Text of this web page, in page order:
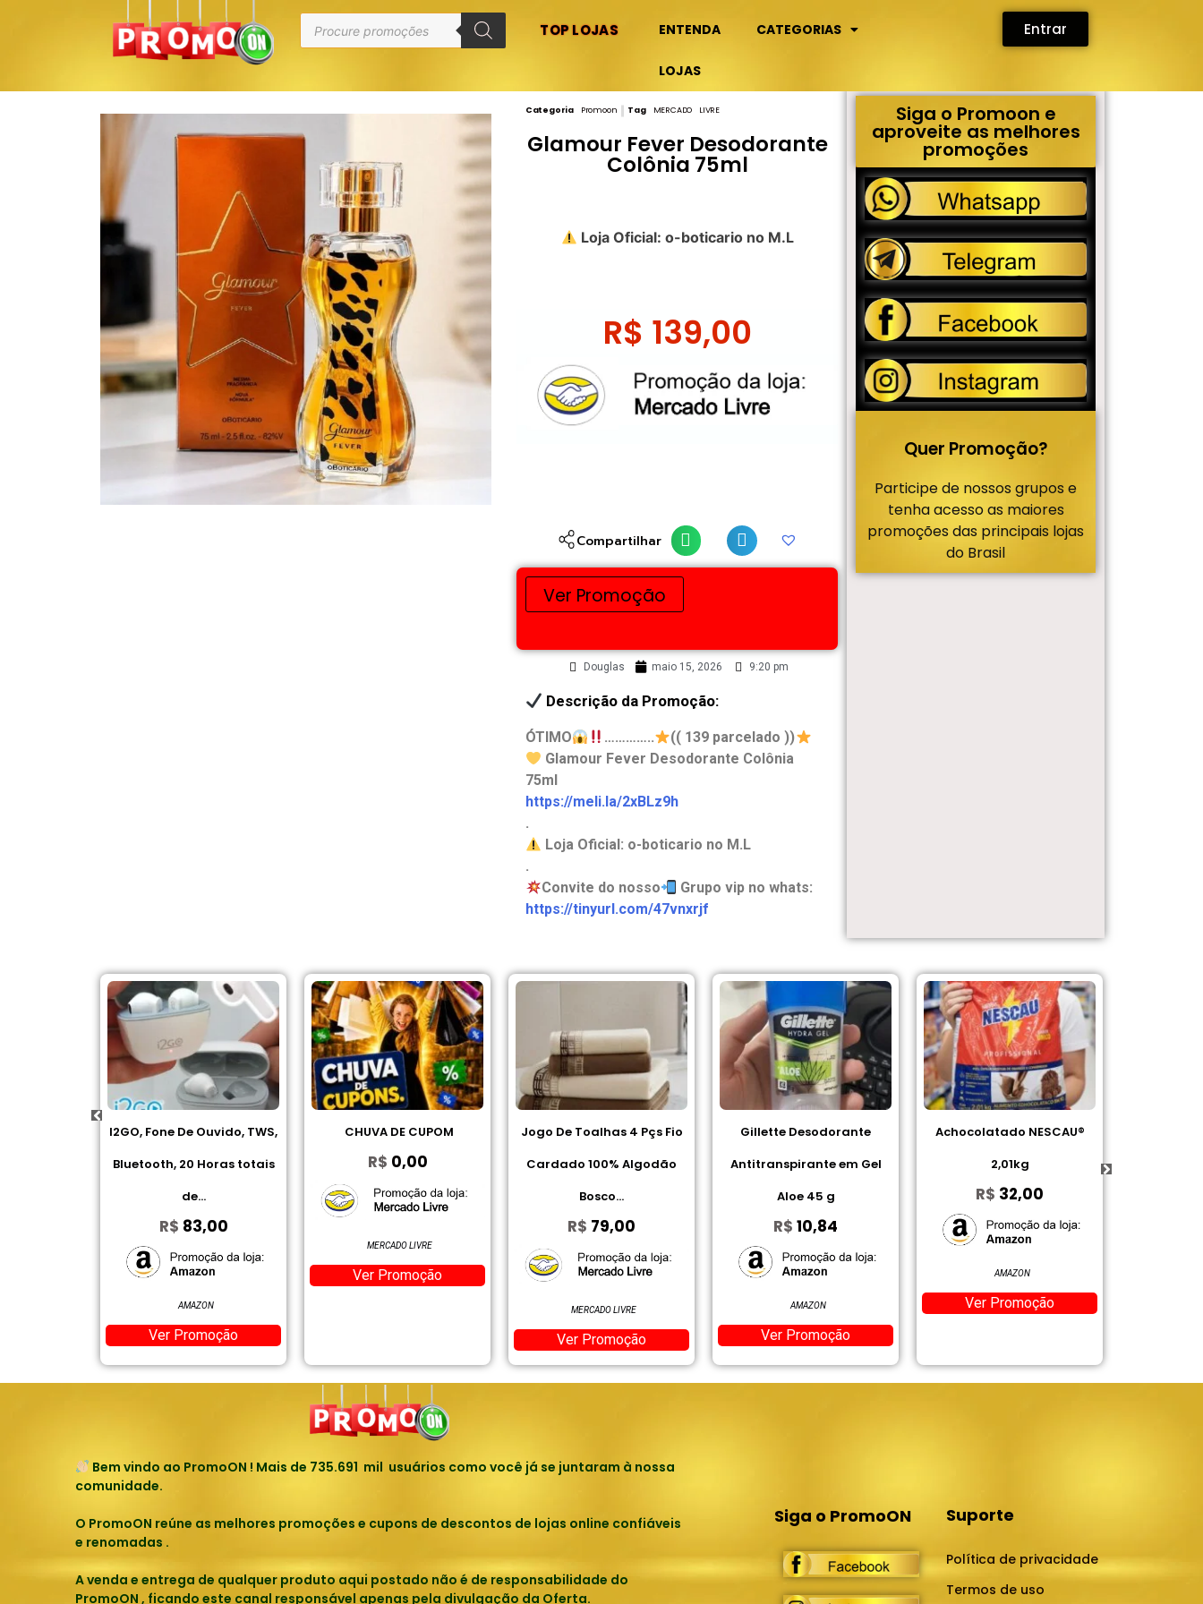
TOP LOJAS ENTENDA CATEGORIAS
LOJAS
Entrar
Categoria Promoon Tag MERCADO LIVRE
Glamour Fever Desodorante
Colônia 75ml
Loja Oficial: o-boticario no M.L
R$ 139,00
Compartilhar
Ver Promoção
Douglas maio 15, 2026 9:20 pm
Descrição da Promoção:
ÓTIMO …………..
(( 139 parcelado ))
Glamour Fever Desodorante Colônia
75ml
https://meli.la/2xBLz9h
.
Loja Oficial: o-boticario no M.L
.
Convite do nosso
Grupo vip no whats:
https://tinyurl.com/47vnxrjf
Siga o Promoon e
aproveite as melhores
promoções
Quer Promoção?
Participe de nossos grupos e
tenha acesso as maiores
promoções das principais lojas
do Brasil
I2GO, Fone De Ouvido, TWS,
Bluetooth, 20 Horas totais
CHUVA DE CUPOM
Jogo De Toalhas 4 Pçs Fio
Cardado 100% Algodão
Gillette Desodorante
Antitranspirante em Gel
Ver Promoção
Achocolatado NESCAU®
Achocolatado ALPINO®
– Nestlé Professional
Bem vindo ao PromoON ! Mais de 735.691 mil usuários como você já se juntaram à nossa
comunidade.
O PromoON reúne as melhores promoções e cupons de descontos de lojas online confiáveis
e renomadas .
A venda e entrega de qualquer produto aqui postado não é de responsabilidade do
PromoON , ficando este canal responsável apenas pela divulgação da Oferta.
Siga o PromoON Suporte
Política de privacidade
Termos de uso